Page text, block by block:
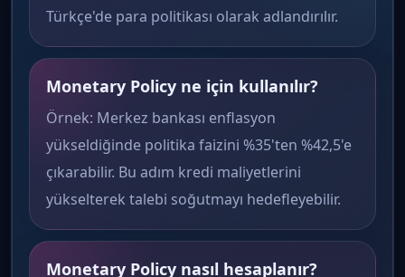
Türkçe'de para politikası olarak adlandırılır.
Monetary Policy ne için kullanılır?
Örnek: Merkez bankası enflasyon
yükseldiğinde politika faizini %35'ten %42,5'e
çıkarabilir. Bu adım kredi maliyetlerini
yükselterek talebi soğutmayı hedefleyebilir.
Monetary Policy nasıl hesaplanır?